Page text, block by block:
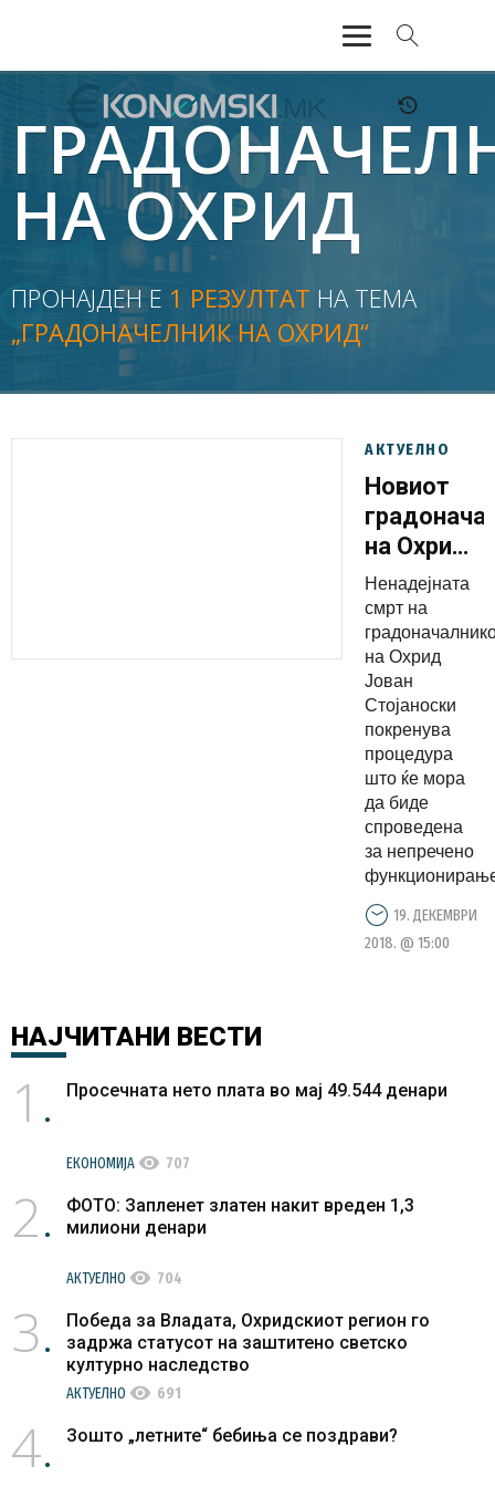
АКТУЕЛНО
ЕКОНОМИЈА
ФИНАНСИИ
БАНКАРСТВО
ЖИВОТ
МОЗАИК
НА ОХРИД
ПРОНАЈДЕН Е 1 РЕЗУЛТАТ НА ТЕМА
„ГРАДОНАЧЕЛНИК НА ОХРИД“
АКТУЕЛНО
Новиот
на Охрид
ќе се
бира на
избори
Ненадејната
смрт на
на Охрид
Јован
Стојаноски
покренува
процедура
што ќе мора
да биде
спроведена
за непречено
19. ДЕКЕМВРИ
2018. @ 15:00
НАЈЧИТАНИ ВЕСТИ
1 Просечната нето плата во мај 49.544 денари
ЕКОНОМИЈА visibility 707
2
ФОТО: Запленет златен накит вреден 1,3
милиони денари
АКТУЕЛНО visibility 704
3
Победа за Владата, Охридскиот регион го
задржа статусот на заштитено светско
културно наследство
АКТУЕЛНО visibility 691
4 Зошто „летните“ бебиња се поздрави?